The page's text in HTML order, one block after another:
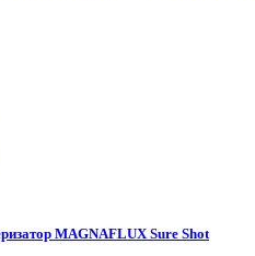
MAGNAFLUX Sure Shot